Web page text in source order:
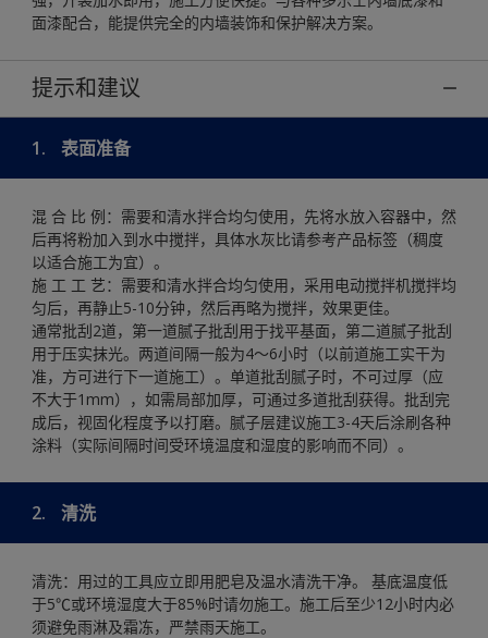
面漆配合，能提供完全的内墙装饰和保护解决方案。
提示和建议
1. 表面准备
混 合 比 例：需要和清水拌合均匀使用，先将水放入容器中，然
后再将粉加入到水中搅拌，具体水灰比请参考产品标签（稠度
以适合施工为宜）。
施 工 工 艺：需要和清水拌合均匀使用，采用电动搅拌机搅拌均
匀后，再静止5-10分钟，然后再略为搅拌，效果更佳。
通常批刮2道，第一道腻子批刮用于找平基面，第二道腻子批刮
用于压实抹光。两道间隔一般为4～6小时（以前道施工实干为
准，方可进行下一道施工）。单道批刮腻子时，不可过厚（应
不大于1mm），如需局部加厚，可通过多道批刮获得。批刮完
成后，视固化程度予以打磨。腻子层建议施工3-4天后涂刷各种
涂料（实际间隔时间受环境温度和湿度的影响而不同）。
2. 清洗
清洗：用过的工具应立即用肥皂及温水清洗干净。 基底温度低
于5℃或环境湿度大于85%时请勿施工。施工后至少12小时内必
须避免雨淋及霜冻，严禁雨天施工。